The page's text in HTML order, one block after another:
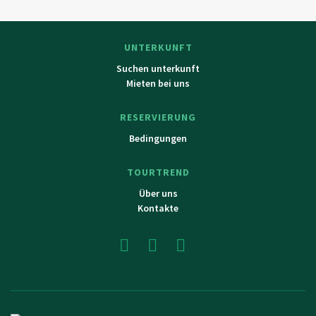
UNTERKUNFT
Suchen unterkunft
Mieten bei uns
RESERVIERUNG
Bedingungen
TOURTREND
Über uns
Kontakte